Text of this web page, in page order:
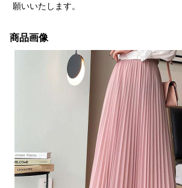
願いいたします。
商品画像